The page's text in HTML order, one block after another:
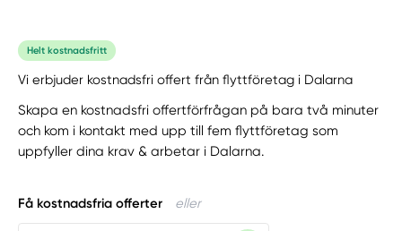
Helt kostnadsfritt
Vi erbjuder kostnadsfri offert från flyttföretag i Dalarna
Skapa en kostnadsfri offertförfrågan på bara två minuter
och kom i kontakt med upp till fem flyttföretag som
uppfyller dina krav & arbetar i Dalarna.
Få kostnadsfria offerter eller